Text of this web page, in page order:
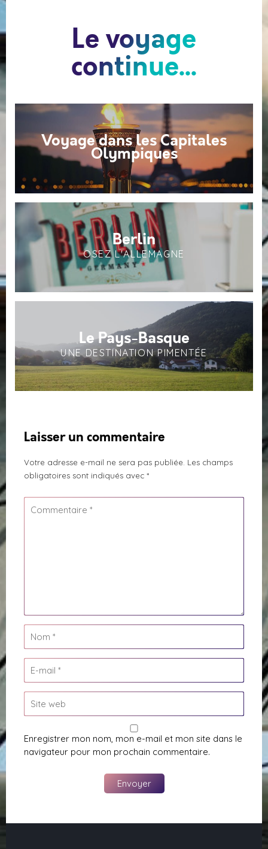
Le voyage
continue...
Voyage dans les Capitales
Olympiques
Berlin
OSEZ L'ALLEMAGNE
Le Pays-Basque
UNE DESTINATION PIMENTÉE
Laisser un commentaire
Votre adresse e-mail ne sera pas publiée. Les champs
obligatoires sont indiqués avec *
Enregistrer mon nom, mon e-mail et mon site dans le
navigateur pour mon prochain commentaire.